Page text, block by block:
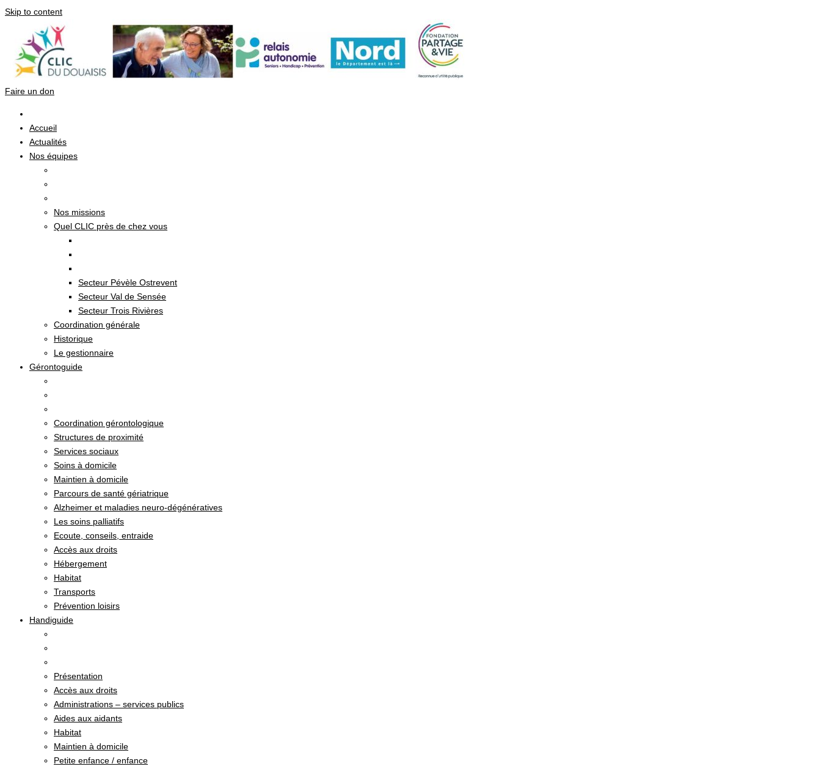
Skip to content
Faire un don
Accueil
Actualités
Nos équipes
Nos missions
Quel CLIC près de chez vous
Secteur Pévèle Ostrevent
Secteur Val de Sensée
Secteur Trois Rivières
Coordination générale
Historique
Le gestionnaire
Gérontoguide
Coordination gérontologique
Structures de proximité
Services sociaux
Soins à domicile
Maintien à domicile
Parcours de santé gériatrique
Alzheimer et maladies neuro-dégénératives
Les soins palliatifs
Ecoute, conseils, entraide
Accès aux droits
Hébergement
Habitat
Transports
Prévention loisirs
Handiguide
Présentation
Accès aux droits
Administrations – services publics
Aides aux aidants
Habitat
Maintien à domicile
Petite enfance / enfance